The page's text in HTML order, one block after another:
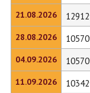
21.08.2026
28.08.2026
04.09.2026
11.09.2026
12912
10570
10570
10342